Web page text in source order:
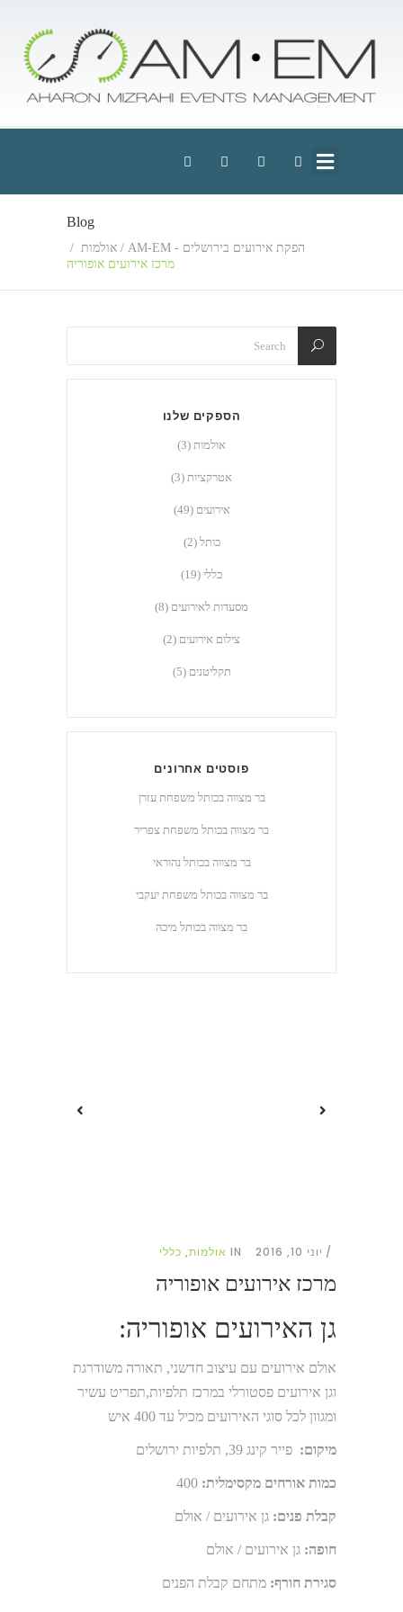
Blog
הפקת אירועים בירושלים - AM-EM / אולמות /
מרכז אירועים אופוריה
הספקים שלנו
אולמות (3)
אטרקציות (3)
אירועים (49)
כותל (2)
כללי (19)
מסעדות לאירועים (8)
צילום אירועים (2)
תקליטנים (5)
פוסטים אחרונים
בר מצווה בכותל ‎⁨משפחת עזרן
בר מצווה בכותל ‎⁨משפחת צפריר
בר מצווה בכותל נהוראי
בר מצווה בכותל ‎⁨משפחת יעקבי
בר מצווה בכותל מיכה
יוני 10, 2016 IN אולמות, כללי
מרכז אירועים אופוריה
גן האירועים אופוריה:
אולם אירועים עם עיצוב חדשני, תאורה משודרגת
וגן אירועים פסטורלי במרכז תלפיות,תפריט עשיר
ומגוון לכל סוגי האירועים מכיל עד
איש
מיקום: פייר קינג 39, תלפיות ירושלים
כמות אורחים מקסימלית:
קבלת פנים: גן אירועים / אולם
חופה: גן אירועים / אולם
סגירת חורף: מתחם קבלת הפנים